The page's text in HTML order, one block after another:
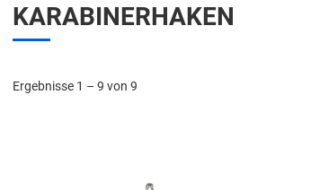
KARABINERHAKEN
Ergebnisse 1 – 9 von 9